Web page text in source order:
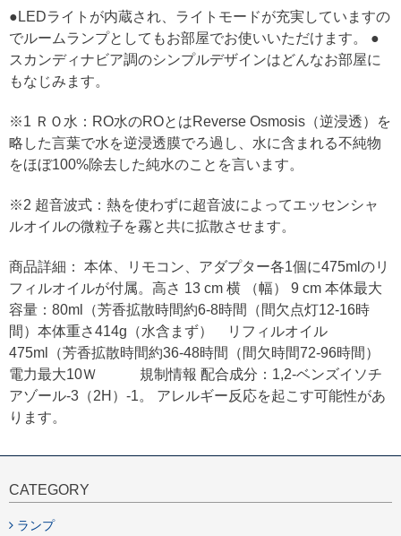
●LEDライトが内蔵され、ライトモードが充実していますの
でルームランプとしてもお部屋でお使いいただけます。 ●
スカンディナビア調のシンプルデザインはどんなお部屋に
もなじみます。
※1 ＲＯ水：RO水のROとはReverse Osmosis（逆浸透）を
略した言葉で水を逆浸透膜でろ過し、水に含まれる不純物
をほぼ100%除去した純水のことを言います。
※2 超音波式：熱を使わずに超音波によってエッセンシャ
ルオイルの微粒子を霧と共に拡散させます。
商品詳細： 本体、リモコン、アダプター各1個に475mlのリ
フィルオイルが付属。高さ 13 cm 横 （幅） 9 cm 本体最大
容量：80ml（芳香拡散時間約6-8時間（間欠点灯12-16時
間）本体重さ414g（水含まず） リフィルオイル
475ml（芳香拡散時間約36-48時間（間欠時間72-96時間）
電力最大10Ｗ 規制情報 配合成分：1,2-ベンズイソチ
アゾール-3（2H）-1。 アレルギー反応を起こす可能性があ
ります。
CATEGORY
ランプ